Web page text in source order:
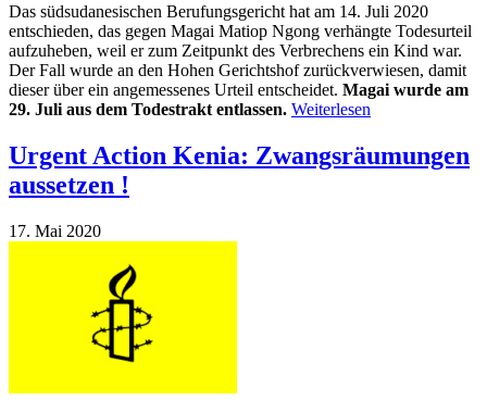
Das südsudanesischen Berufungsgericht hat am 14. Juli 2020
entschieden, das gegen Magai Matiop Ngong verhängte Todesurteil
aufzuheben, weil er zum Zeitpunkt des Verbrechens ein Kind war.
Der Fall wurde an den Hohen Gerichtshof zurückverwiesen, damit
dieser über ein angemessenes Urteil entscheidet. Magai wurde am
29. Juli aus dem Todestrakt entlassen. Weiterlesen
Urgent Action Kenia: Zwangsräumungen
aussetzen !
17. Mai 2020